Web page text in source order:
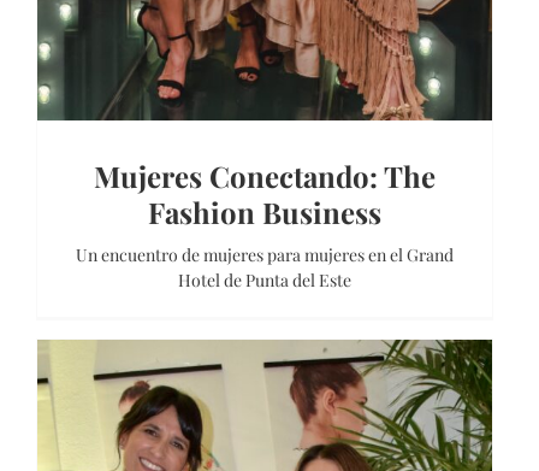
Mujeres Conectando: The
Fashion Business
Un encuentro de mujeres para mujeres en el Grand
Hotel de Punta del Este